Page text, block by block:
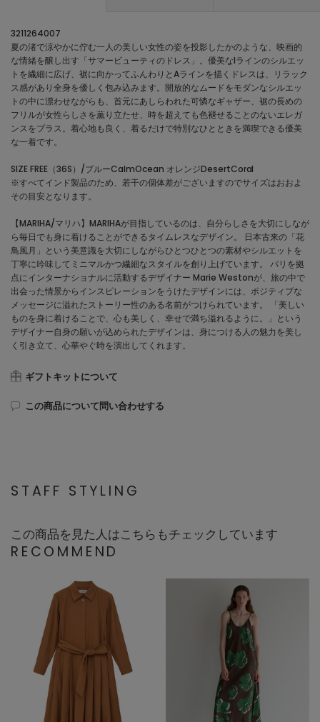
3211264007
夏の渚で涼やかに佇む一人の美しい女性の姿を投影したかのような、映画的
な情緒を醸し出す「サマービューティのドレス」。優美なIラインのシルエッ
トを繊細に広げ、裾に向かってふんわりとAラインを描くドレスは、リラック
ス感があり全身を優しく包み込みます。開放的なムードをモダンなシルエッ
トの中に漂わせながらも、首元にあしらわれた可憐なギャザー、裾の長めの
フリルが女性らしさを薫り立たせ、時を超えても色褪せることのないエレガ
ンスをプラス。着心地も良く、着るだけで特別なひとときを満喫できる優美
な一着です。
SIZE FREE（36S）/ブルーCalmOcean オレンジDesertCoral
※すべてインド製品のため、若干の個体差がございますのでサイズはおおよ
その目安となります。
【MARIHA/マリハ】MARIHAが目指しているのは、自分らしさを大切にしなが
ら毎日でも身に着けることができるタイムレスなデザイン。 日本古来の「花
鳥風月」という美意識を大切にしながらひとつひとつの素材やシルエットを
丁寧に吟味してミニマルかつ繊細なスタイルを創り上げています。 パリを拠
点にインターナショナルに活動するデザイナー Marie Westonが、旅の中で
出会った情景からインスピレーションをうけたデザインには、ポジティブな
メッセージに溢れたストーリー性のある名前がつけられています。 「美しい
ものを身に着けることで、心も美しく、幸せで満ち溢れるように。」という
デザイナー自身の願いが込められたデザインは、身につける人の魅力を美し
く引き立て、心華やぐ時を演出してくれます。
ギフトキットについて
この商品について問い合わせする
STAFF STYLING
この商品を見た人はこちらもチェックしています
RECOMMEND